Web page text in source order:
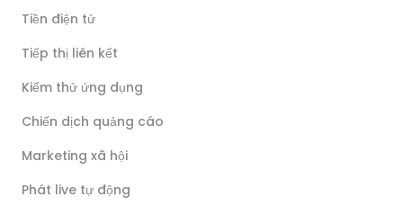
Tiền điện tử
Tiếp thị liên kết
Kiểm thử ứng dụng
Chiến dịch quảng cáo
Marketing xã hội
Phát live tự động